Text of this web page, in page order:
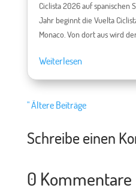
Ciclista 2026 auf spanischen
Jahr beginnt die Vuelta
Monaco. Von dort aus wird
Weiterlesen
" Ältere Beiträge
Schreibe einen
0 Kommentare